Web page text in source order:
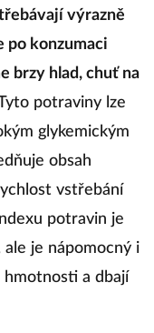
výrazně
po konzumaci
brzy hlad, chuť na
potraviny lze
glykemickým
obsah
vstřebání
potravin je
je nápomocný i
hmotnosti a dbají